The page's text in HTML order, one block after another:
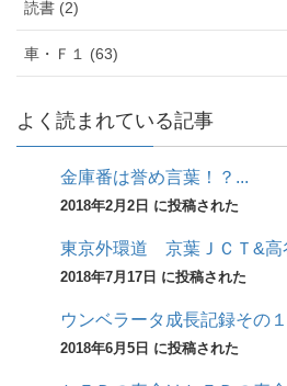
読書 (2)
車・Ｆ１ (63)
よく読まれている記事
金庫番は誉め言葉！？...
2018年2月2日 に投稿された
東京外環道 京葉ＪＣＴ&高
2018年7月17日 に投稿された
ウンベラータ成長記録その
2018年6月5日 に投稿された